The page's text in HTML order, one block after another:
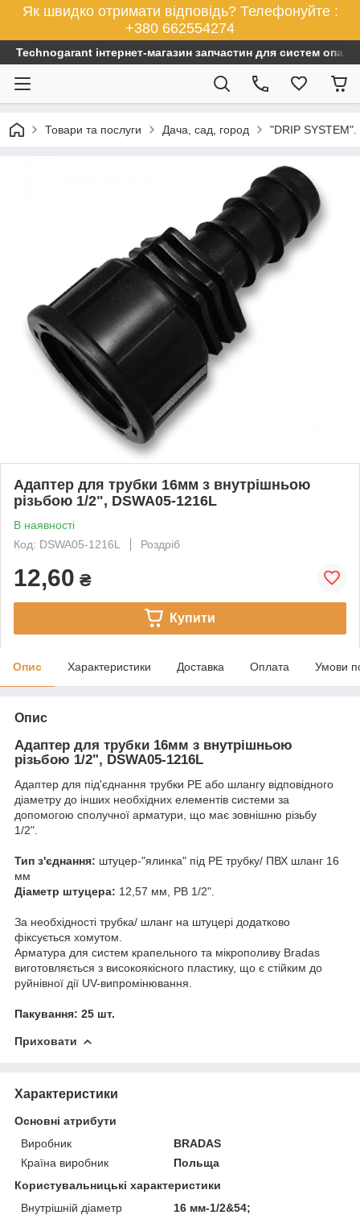
Як швидко отримати відповідь? Телефонуйте :
+380 662554274
Technogarant інтернет-магазин запчастин для систем
Товари та послуги Дача, сад, город "DRIP
Адаптер для трубки 16мм з внутрішньою
різьбою 1/2", DSWA05-1216L
В наявності
Код: DSWA05-1216L
Роздріб
12,60 ₴
Купити
Опис Характеристики Доставка Оплата Умови
Опис
Адаптер для трубки 16мм з внутрішньою
різьбою 1/2", DSWA05-1216L
Адаптер для під'єднання трубки РЕ або шлангу відповідного
діаметру до інших необхідних елементів системи за
допомогою сполучної арматури, що має зовнішню різьбу
1/2".
Тип з'єднання: штуцер-"ялинка" під РЕ трубку/ ПВХ шланг 16
мм
Діаметр штуцера: 12,57 мм, РВ 1/2".
За необхідності трубка/ шланг на штуцері додатково
фіксується хомутом.
Арматура для систем крапельного та мікрополиву Bradas
виготовляється з високоякісного пластику, що є стійким до
руйнівної дії UV-випромінювання.
Пакування: 25 шт.
Приховати
Характеристики
Основні атрибути
Виробник
BRADAS
Країна виробник
Польща
Користувальницькі характеристики
Внутрішній діаметр
16 мм-1/2&54;